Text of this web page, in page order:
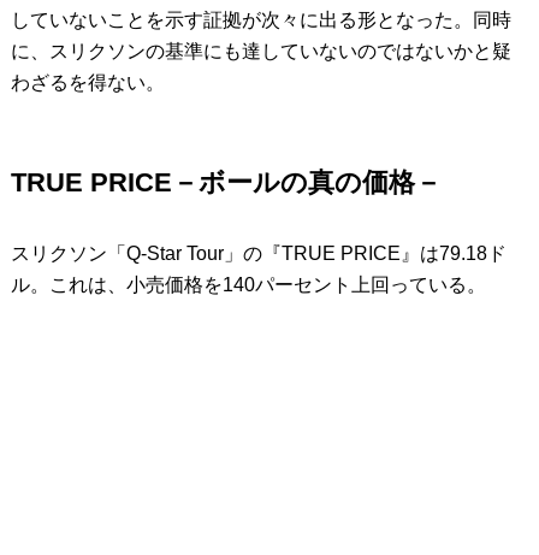
していないことを示す証拠が次々に出る形となった。同時
に、スリクソンの基準にも達していないのではないかと疑
わざるを得ない。
TRUE PRICE－ボールの真の価格－
スリクソン「Q-Star Tour」の『TRUE PRICE』は79.18ド
ル。これは、小売価格を140パーセント上回っている。